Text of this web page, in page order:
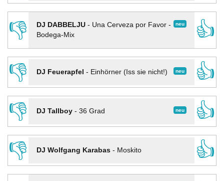
👎
neu
DJ DABBELJU- Una Cerveza por Favor -
Bodega-Mix
👍
👎
neu
DJ Feuerapfel - Einhörner (Iss sie nicht!)
👍
👎
neu
DJ Tallboy- 36 Grad
👍
👎
DJ Wolfgang Karabas- Moskito
👍